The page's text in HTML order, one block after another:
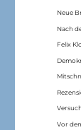
Neue
Nach
Felix
Vor